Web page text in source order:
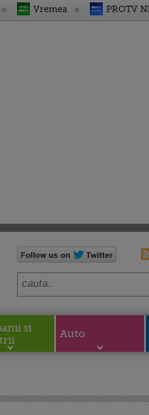
Vremea PROTV
si
Auto